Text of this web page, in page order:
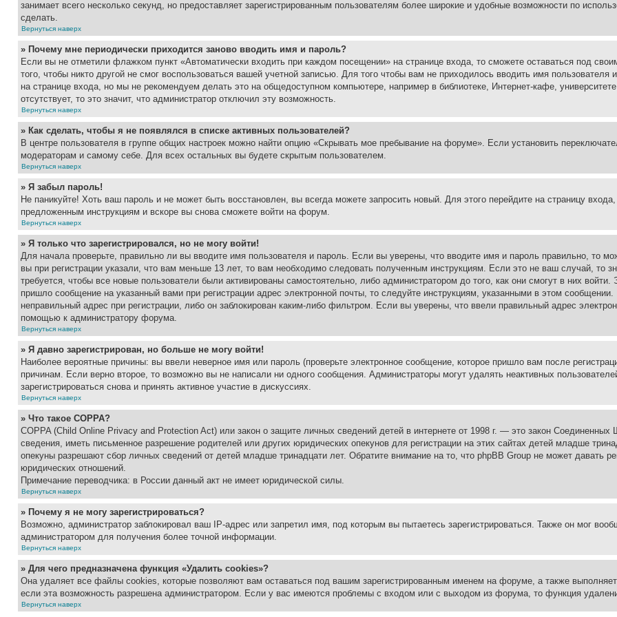
занимает всего несколько секунд, но предоставляет зарегистрированным пользователям более широкие и удобные возможности по
сделать.
Вернуться наверх
» Почему мне периодически приходится заново вводить имя и пароль?
Если вы не отметили флажком пункт «Автоматически входить при каждом посещении» на странице входа, то сможете оставаться под
того, чтобы никто другой не смог воспользоваться вашей учетной записью. Для того чтобы вам не приходилось вводить имя
на странице входа, но мы не рекомендуем делать это на общедоступном компьютере, например в библиотеке, Интернет-кафе,
отсутствует, то это значит, что администратор отключил эту возможность.
Вернуться наверх
» Как сделать, чтобы я не появлялся в списке активных пользователей?
В центре пользователя в группе общих настроек можно найти опцию «Скрывать мое пребывание на форуме». Если установить
модераторам и самому себе. Для всех остальных вы будете скрытым пользователем.
Вернуться наверх
» Я забыл пароль!
Не паникуйте! Хоть ваш пароль и не может быть восстановлен, вы всегда можете запросить новый. Для этого перейдите на страницу
предложенным инструкциям и вскоре вы снова сможете войти на форум.
Вернуться наверх
» Я только что зарегистрировался, но не могу войти!
Для начала проверьте, правильно ли вы вводите имя пользователя и пароль. Если вы уверены, что вводите имя и пароль правильно, то
вы при регистрации указали, что вам меньше 13 лет, то вам необходимо следовать полученным инструкциям. Если это не ваш случай, то
требуется, чтобы все новые пользователи были активированы самостоятельно, либо администратором до того, как они смогут в них
пришло сообщение на указанный вами при регистрации адрес электронной почты, то следуйте инструкциям, указанными в этом
неправильный адрес при регистрации, либо он заблокирован каким-либо фильтром. Если вы уверены, что ввели правильный адрес
помощью к администратору форума.
Вернуться наверх
» Я давно зарегистрирован, но больше не могу войти!
Наиболее вероятные причины: вы ввели неверное имя или пароль (проверьте электронное сообщение, которое пришло вам после
причинам. Если верно второе, то возможно вы не написали ни одного сообщения. Администраторы могут удалять неактивных
зарегистрироваться снова и принять активное участие в дискуссиях.
Вернуться наверх
» Что такое COPPA?
COPPA (Child Online Privacy and Protection Act) или закон о защите личных сведений детей в интернете от 1998 г. — это закон
сведения, иметь письменное разрешение родителей или других юридических опекунов для регистрации на этих сайтах детей младше
опекуны разрешают сбор личных сведений от детей младше тринадцати лет. Обратите внимание на то, что phpBB Group не может давать
юридических отношений.
Примечание переводчика: в России данный акт не имеет юридической силы.
Вернуться наверх
» Почему я не могу зарегистрироваться?
Возможно, администратор заблокировал ваш IP-адрес или запретил имя, под которым вы пытаетесь зарегистрироваться. Также он мог
администратором для получения более точной информации.
Вернуться наверх
» Для чего предназначена функция «Удалить cookies»?
Она удаляет все файлы cookies, которые позволяют вам оставаться под вашим зарегистрированным именем на форуме, а также
если эта возможность разрешена администратором. Если у вас имеются проблемы с входом или с выходом из форума, то функция
Вернуться наверх